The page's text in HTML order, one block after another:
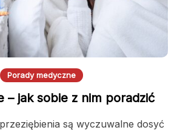
Porady medyczne
– jak sobie z nim poradzić
są wyczuwalne dosyć